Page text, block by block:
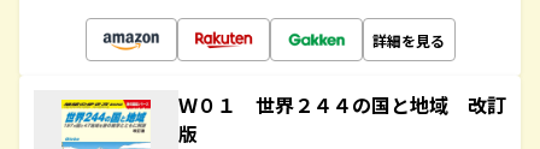
詳細を見る
Ｗ０１ 世界２４４の国と地域 改訂
版